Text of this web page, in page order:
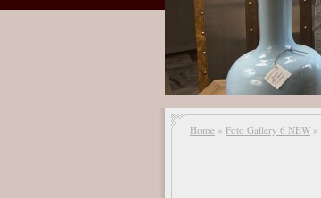
Home » Foto Gallery 6 NEW »